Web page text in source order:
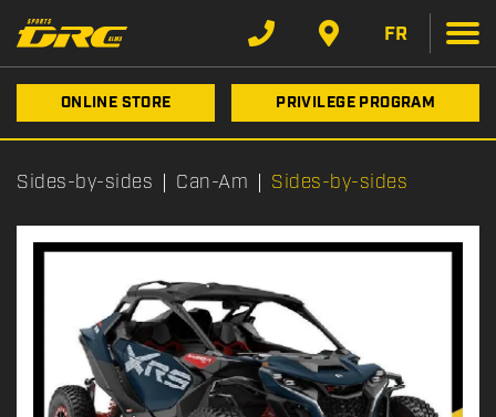
FR
ONLINE STORE PRIVILEGE PROGRAM
Sides-by-sides Can-Am Sides-by-sides